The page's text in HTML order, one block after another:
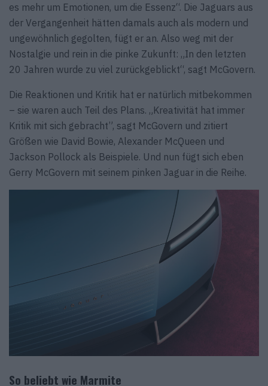
es mehr um Emotionen, um die Essenz“. Die Jaguars aus
der Vergangenheit hätten damals auch als modern und
ungewöhnlich gegolten, fügt er an. Also weg mit der
Nostalgie und rein in die pinke Zukunft: „In den letzten
20 Jahren wurde zu viel zurückgeblickt“, sagt McGovern.
Die Reaktionen und Kritik hat er natürlich mitbekommen
– sie waren auch Teil des Plans. „Kreativität hat immer
Kritik mit sich gebracht”, sagt McGovern und zitiert
Größen wie David Bowie, Alexander McQueen und
Jackson Pollock als Beispiele. Und nun fügt sich eben
Gerry McGovern mit seinem pinken Jaguar in die Reihe.
So beliebt wie Marmite